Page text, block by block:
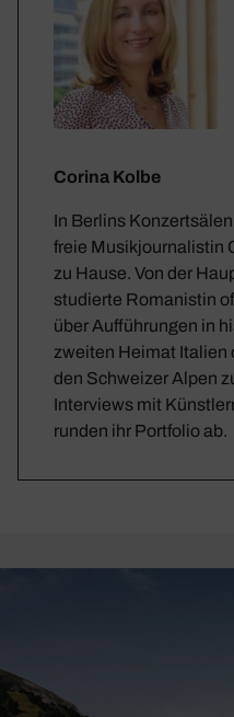
Corina Kolbe
In Berlins
freie Musikjournalistin
zu Hause. Von der
studierte Romanistin
über Aufführungen in
zweiten Heimat Italien
den Schweizer Alpen
Interviews mit
runden ihr Portfolio ab.